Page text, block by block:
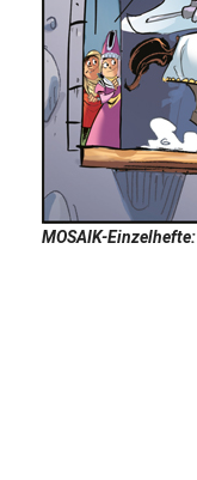
MOSAIK-Einzelhefte: